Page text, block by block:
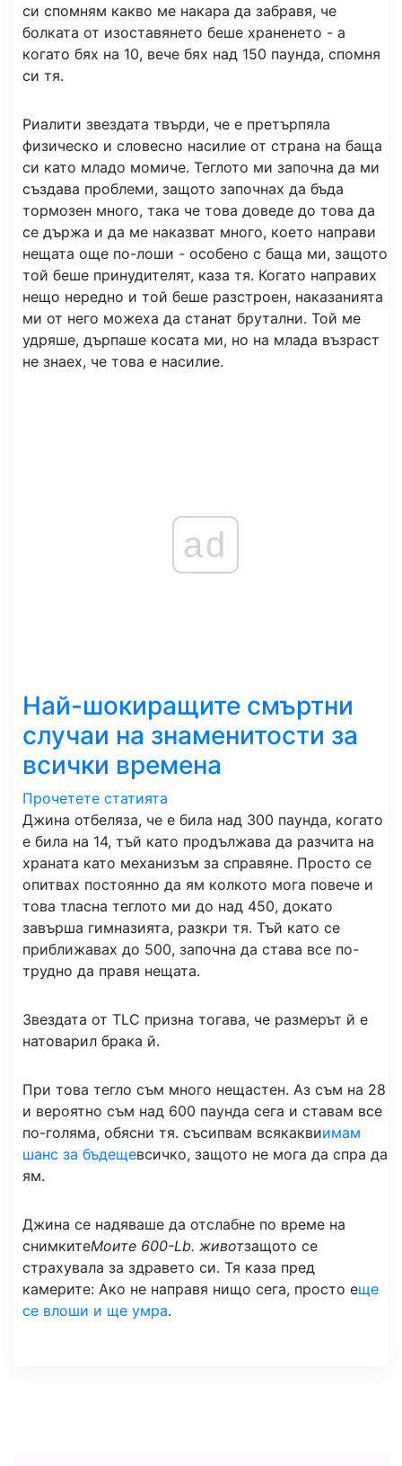
си спомням какво ме накара да забравя, че
болката от изоставянето беше храненето - а
когато бях на 10, вече бях над 150 паунда, спомня
си тя.
Риалити звездата твърди, че е претърпяла
физическо и словесно насилие от страна на баща
си като младо момиче. Теглото ми започна да ми
създава проблеми, защото започнах да бъда
тормозен много, така че това доведе до това да
се държа и да ме наказват много, което направи
нещата още по-лоши - особено с баща ми, защото
той беше принудителят, каза тя. Когато направих
нещо нередно и той беше разстроен, наказанията
ми от него можеха да станат брутални. Той ме
удряше, дърпаше косата ми, но на млада възраст
не знаех, че това е насилие.
ad
Най-шокиращите смъртни
случаи на знаменитости за
всички времена
Прочетете статията
Джина отбеляза, че е била над 300 паунда, когато
е била на 14, тъй като продължава да разчита на
храната като механизъм за справяне. Просто се
опитвах постоянно да ям колкото мога повече и
това тласна теглото ми до над 450, докато
завърша гимназията, разкри тя. Тъй като се
приближавах до 500, започна да става все по-
трудно да правя нещата.
Звездата от TLC призна тогава, че размерът й е
натоварил брака й.
При това тегло съм много нещастен. Аз съм на 28
и вероятно съм над 600 паунда сега и ставам все
по-голяма, обясни тя. съсипвам всякаквиимам
шанс за бъдещевсичко, защото не мога да спра да
ям.
Джина се надяваше да отслабне по време на
снимкитеМоите 600-Lb. животзащото се
страхувала за здравето си. Тя каза пред
камерите: Ако не направя нищо сега, просто еще
се влоши и ще умра.